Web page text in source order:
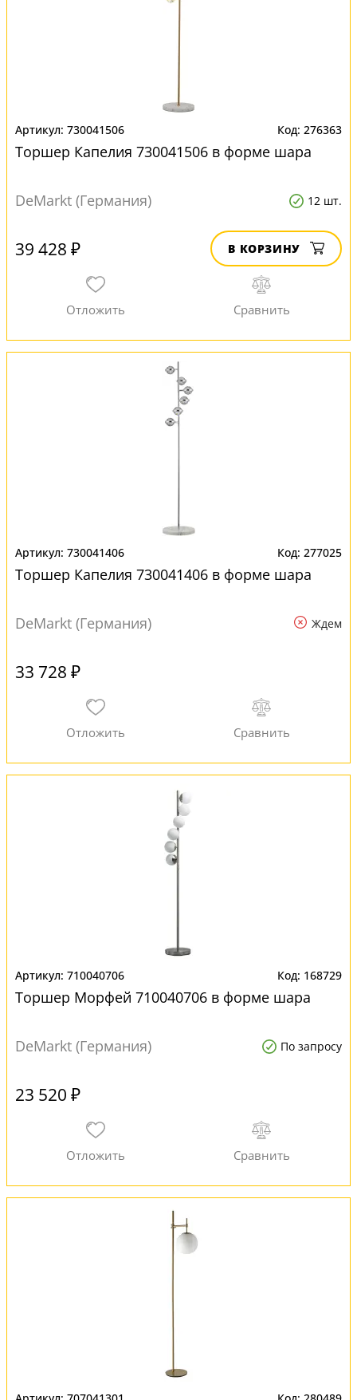
730041506 276363
Торшер Капелия 730041506 в форме шара
DeMarkt (Германия) 12 шт.
39 428 ₽ В КОРЗИНУ
730041406 277025
Торшер Капелия 730041406 в форме шара
DeMarkt (Германия) Ждем
33 728 ₽
710040706 168729
Торшер Морфей 710040706 в форме шара
DeMarkt (Германия) По запросу
23 520 ₽